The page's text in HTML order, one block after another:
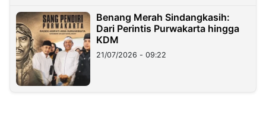
Benang Merah Sindangkasih:
Dari Perintis Purwakarta hingga
KDM
21/07/2026 - 09:22